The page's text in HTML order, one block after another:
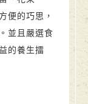
便的巧思，
並且嚴選食
的養生擂